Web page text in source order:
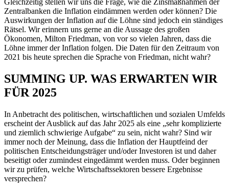
Gleichzeitig stellen wir uns die Frage, wie die Zinsmaßnahmen der
Zentralbanken die Inflation eindämmen werden oder können? Die
Auswirkungen der Inflation auf die Löhne sind jedoch ein ständiges
Rätsel. Wir erinnern uns gerne an die Aussage des großen
Ökonomen, Milton Friedman, von vor so vielen Jahren, dass die
Löhne immer der Inflation folgen. Die Daten für den Zeitraum von
2021 bis heute sprechen die Sprache von Friedman, nicht wahr?
SUMMING UP. WAS ERWARTEN WIR
FÜR 2025
In Anbetracht des politischen, wirtschaftlichen und sozialen Umfelds
erscheint der Ausblick auf das Jahr 2025 als eine „sehr komplizierte
und ziemlich schwierige Aufgabe“ zu sein, nicht wahr? Sind wir
immer noch der Meinung, dass die Inflation der Hauptfeind der
politischen Entscheidungsträger und/oder Investoren ist und daher
beseitigt oder zumindest eingedämmt werden muss. Oder beginnen
wir zu prüfen, welche Wirtschaftssektoren bessere Ergebnisse
versprechen?